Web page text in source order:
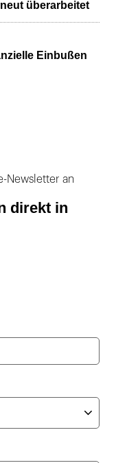
überarbeitet
Einbußen
Newsletter an
direkt in